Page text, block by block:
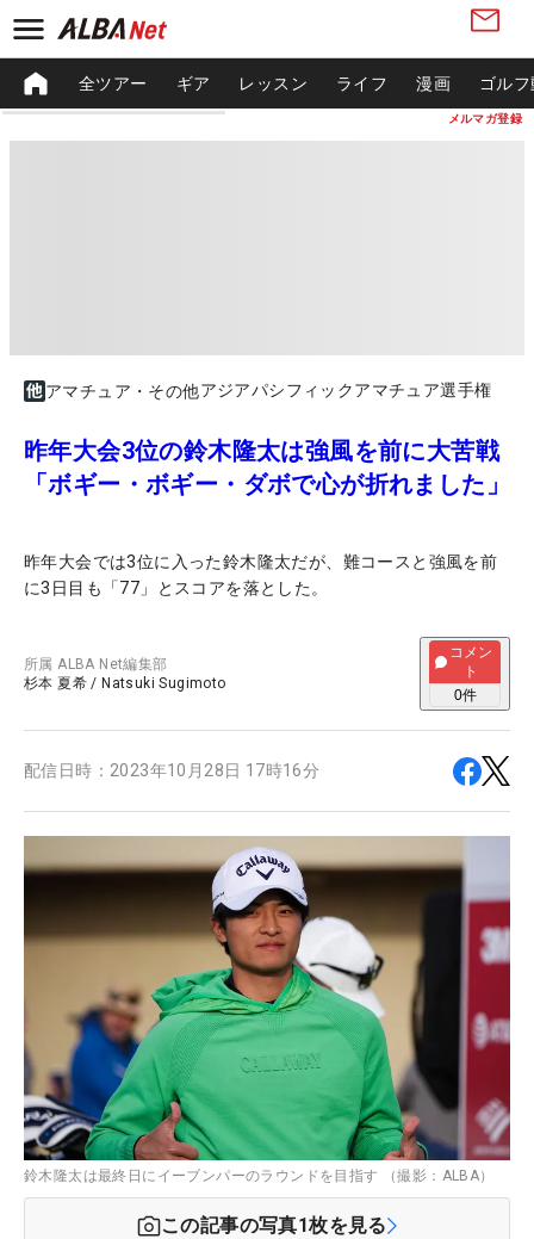
メルマガ登録
全ツアー ギア レッスン ライフ 漫画 ゴル
アマチュア・その他アジアパシフィックアマチュア選手権
昨年大会3位の鈴木隆太は強風を前に大苦戦
「ボギー・ボギー・ダボで心が折れました」
昨年大会では3位に入った鈴木隆太だが、難コースと強風を前
に3日目も「77」とスコアを落とした。
所属ALBA Net編集部
杉本 夏希 / Natsuki Sugimoto
コメン
ト
0件
配信日時： 2023年10月28日 17時16分
鈴木隆太は最終日にイーブンパーのラウンドを目指す （撮影：ALBA）
この記事の写真1枚を見る